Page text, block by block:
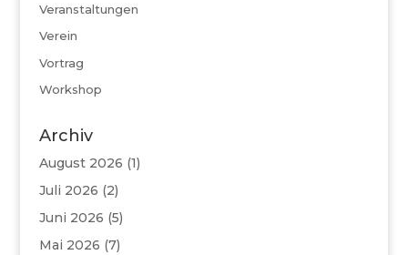
Veranstaltungen
Verein
Vortrag
Workshop
Archiv
August 2026 (1)
Juli 2026 (2)
Juni 2026 (5)
Mai 2026 (7)